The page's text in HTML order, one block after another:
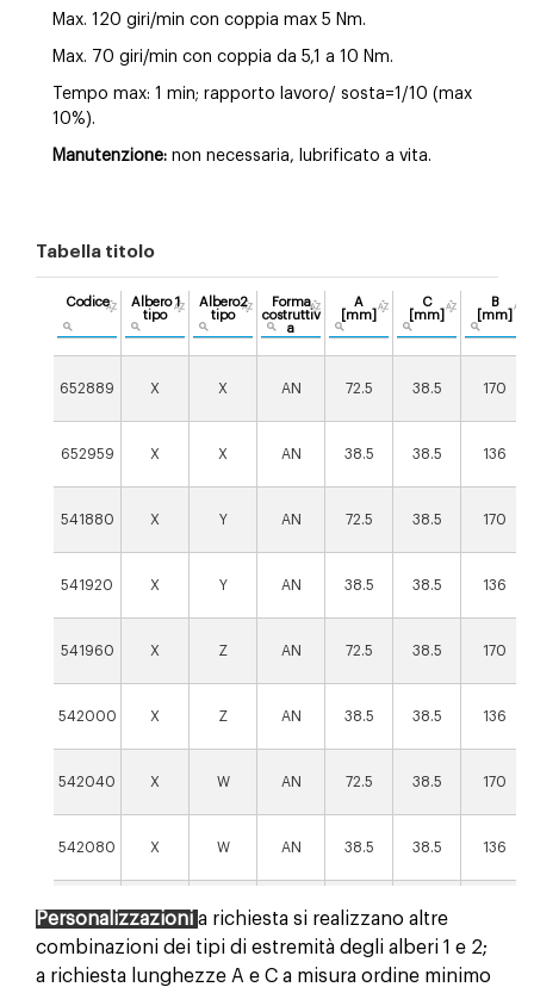
Max. 120 giri/min con coppia max 5 Nm.
Max. 70 giri/min con coppia da 5,1 a 10 Nm.
Tempo max: 1 min; rapporto lavoro/ sosta=1/10 (max
10%).
Manutenzione: non necessaria, lubrificato a vita.
Tabella titolo
Codice
Albero 1
tipo
Albero2
tipo
Forma
costruttiv
a
A
[mm]
C
[mm]
B
[mm]
652889 X X AN 72.5 38.5 170
652959 X X AN 38.5 38.5 136
541880 X Y AN 72.5 38.5 170
541920 X Y AN 38.5 38.5 136
541960 X Z AN 72.5 38.5 170
542000 X Z AN 38.5 38.5 136
542040 X W AN 72.5 38.5 170
542080 X W AN 38.5 38.5 136
629659 X X 72.5 38.5
38.5 136
Personalizzazioni a richiesta si realizzano altre
combinazioni dei tipi di estremità degli alberi 1 e 2;
a richiesta lunghezze A e C a misura ordine minimo